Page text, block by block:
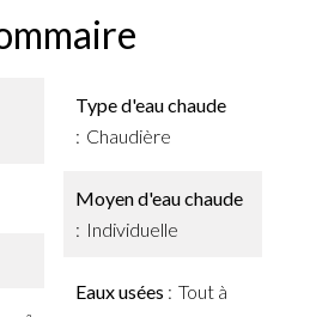
Type d'eau chaude
Chaudière
Moyen d'eau chaude
Individuelle
Eaux usées
Tout à